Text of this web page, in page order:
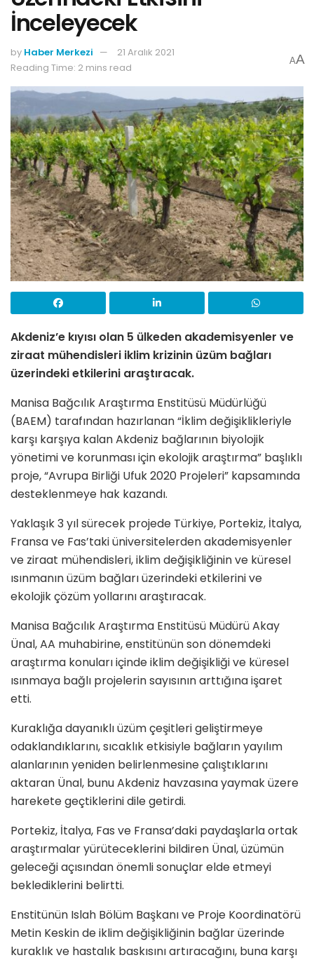
İnceleyecek
by Haber Merkezi
21 Aralık 2021
Reading Time: 2 mins read
AA
Akdeniz’e kıyısı olan 5 ülkeden akademisyenler ve
ziraat mühendisleri iklim krizinin üzüm bağları
üzerindeki etkilerini araştıracak.
Manisa Bağcılık Araştırma Enstitüsü Müdürlüğü
(BAEM) tarafından hazırlanan “İklim değişiklikleriyle
karşı karşıya kalan Akdeniz bağlarının biyolojik
yönetimi ve korunması için ekolojik araştırma” başlıklı
proje, “Avrupa Birliği Ufuk 2020 Projeleri” kapsamında
desteklenmeye hak kazandı.
Yaklaşık 3 yıl sürecek projede Türkiye, Portekiz, İtalya,
Fransa ve Fas’taki üniversitelerden akademisyenler
ve ziraat mühendisleri, iklim değişikliğinin ve küresel
ısınmanın üzüm bağları üzerindeki etkilerini ve
ekolojik çözüm yollarını araştıracak.
Manisa Bağcılık Araştırma Enstitüsü Müdürü Akay
Ünal, AA muhabirine, enstitünün son dönemdeki
araştırma konuları içinde iklim değişikliği ve küresel
ısınmaya bağlı projelerin sayısının arttığına işaret
etti.
Kuraklığa dayanıklı üzüm çeşitleri geliştirmeye
odaklandıklarını, sıcaklık etkisiyle bağların yayılım
alanlarının yeniden belirlenmesine çalıştıklarını
aktaran Ünal, bunu Akdeniz havzasına yaymak üzere
harekete geçtiklerini dile getirdi.
Portekiz, İtalya, Fas ve Fransa’daki paydaşlarla ortak
araştırmalar yürüteceklerini bildiren Ünal, üzümün
geleceği açısından önemli sonuçlar elde etmeyi
beklediklerini belirtti.
Enstitünün Islah Bölüm Başkanı ve Proje Koordinatörü
Metin Keskin de iklim değişikliğinin bağlar üzerinde
kuraklık ve hastalık baskısını artıracağını, buna karşı